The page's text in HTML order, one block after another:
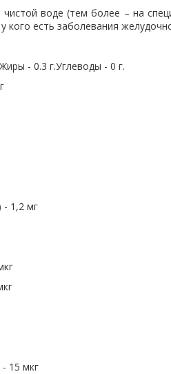
воде (тем более – на
кого есть заболевания
- 0.3 г.Углеводы - 0 г.
- 1,2 мг
15 мкг